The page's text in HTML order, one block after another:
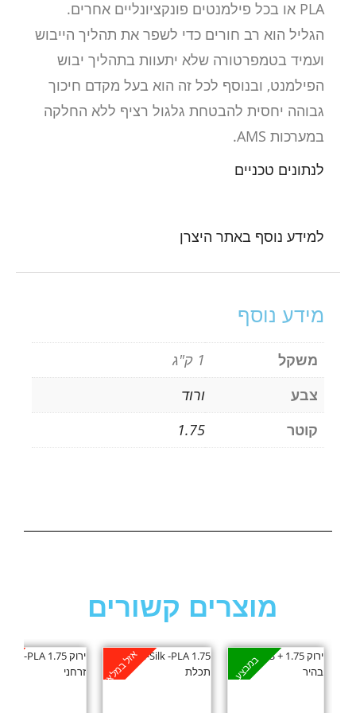
PLA או בכל פילמנטים פונקציונליים אחרים.
הגליל הוא רב חורים כדי לשפר את תהליך הייבוש
ועמיד בטמפרטורה שלא יתעוות בתהליך יבוש
הפילמנט, ובנוסף לכל זה הוא בעל מקדם חיכוך
גבוהה יחסית להבטחת גלגול רציף ללא החלקה
במערכות AMS.
לנתונים טכניים
למידע נוסף באתר היצרן
מידע נוסף
משקל
1 ק"ג
צבע
ורוד
קוטר
1.75
מוצרים קשורים
במבצע אזל במלאי